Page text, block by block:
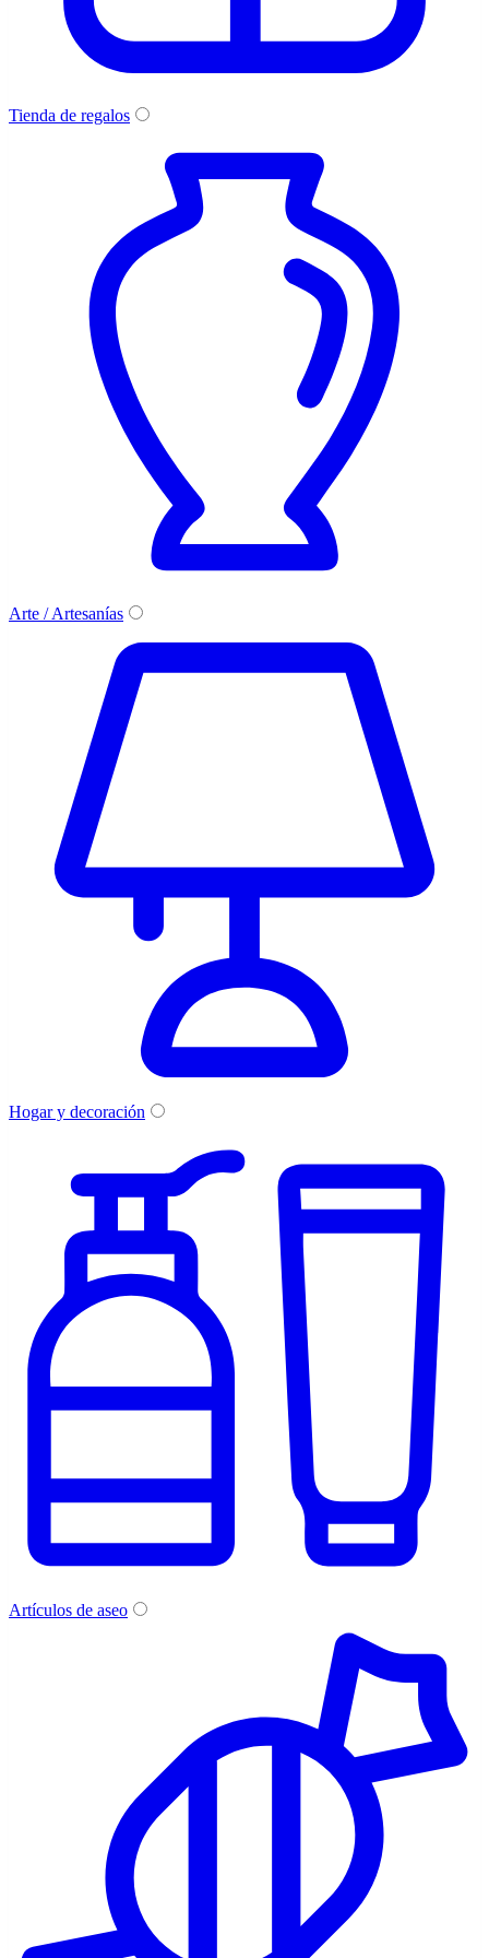
Tienda de regalos
Arte / Artesanías
Hogar y decoración
Artículos de aseo